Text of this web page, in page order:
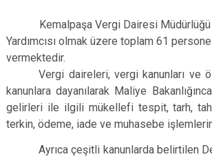
Beydağ
Bornova
Çeşme
Çiğli
Karşıyaka
Kınık
Kiraz
Konak
Menderes
Kemalpaşa Vergi Dairesi
Yardımcısı olmak üzere toplam 61
vermektedir.
Vergi daireleri, vergi kanunları ve
kanunlara dayanılarak Maliye
gelirleri ile ilgili mükellefi tespit, tarh,
terkin, ödeme, iade ve muhasebe
Ayrıca çeşitli kanunlarda belirtilen